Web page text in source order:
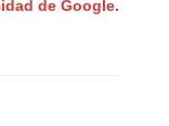
de Google.